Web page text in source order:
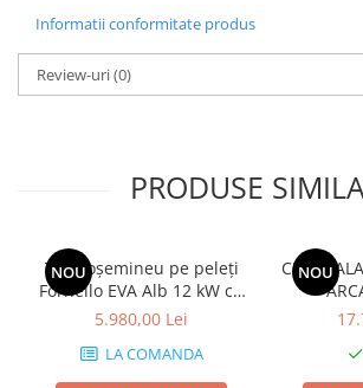
Informatii conformitate produs
Review-uri(0)
PRODUSE
NOU
Termoșemineu pe peleți
Fornello EVA Alb 12 kW cu
WiFi, pompă și vas de
5.980,00 Lei
LA COMANDA
NOU